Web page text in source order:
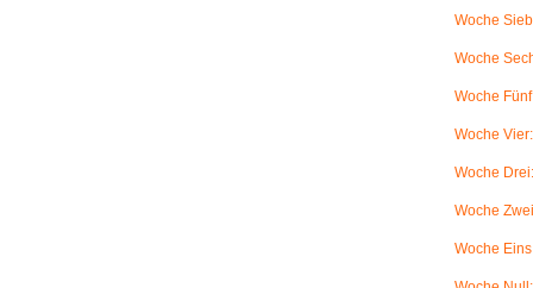
Woche
Woche
Woche
Woche
Woche
Woche
Woche